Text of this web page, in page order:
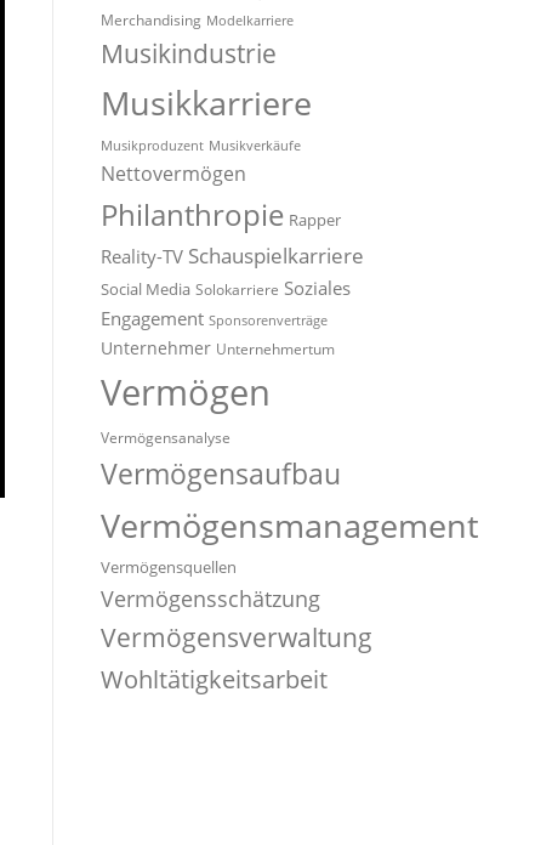
Merchandising Modelkarriere
Musikindustrie
Musikkarriere
Musikproduzent Musikverkäufe
Nettovermögen
Philanthropie Rapper
Reality-TV Schauspielkarriere
Social Media Solokarriere Soziales
Engagement Sponsorenverträge
Unternehmer Unternehmertum
Vermögen
Vermögensanalyse
Vermögensaufbau
Vermögensmanagement
Vermögensquellen
Vermögensschätzung
Vermögensverwaltung
Wohltätigkeitsarbeit